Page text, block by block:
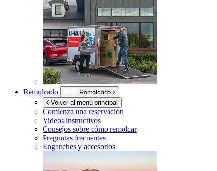
Remolcado
Remolcado
Volver al menú principal
Comienza una reservación
Videos instructivos
Consejos sobre cómo remolcar
Preguntas frecuentes
Enganches y accesorios